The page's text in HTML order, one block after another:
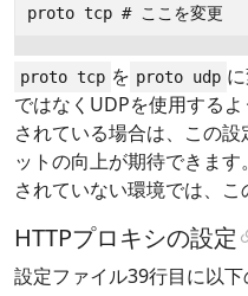
proto tcp を proto udp
ではなくUDPを使用する
されている場合は、この
ットの向上が期待できま
されていない環境では、こ
HTTPプロキシの設定
設定ファイル39行目に以下